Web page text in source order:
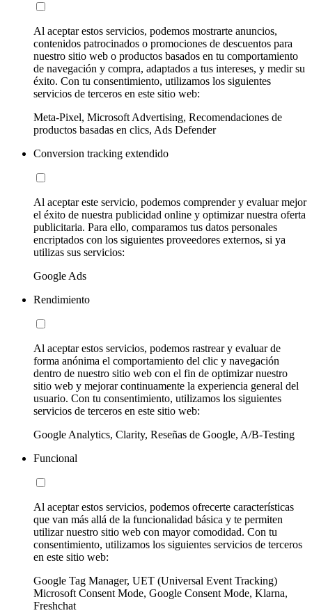
Al aceptar estos servicios, podemos mostrarte anuncios,
contenidos patrocinados o promociones de descuentos para
nuestro sitio web o productos basados en tu comportamiento
de navegación y compra, adaptados a tus intereses, y medir su
éxito. Con tu consentimiento, utilizamos los siguientes
servicios de terceros en este sitio web:
Meta-Pixel, Microsoft Advertising, Recomendaciones de
productos basadas en clics, Ads Defender
Conversion tracking extendido
Al aceptar este servicio, podemos comprender y evaluar mejor
el éxito de nuestra publicidad online y optimizar nuestra oferta
publicitaria. Para ello, comparamos tus datos personales
encriptados con los siguientes proveedores externos, si ya
utilizas sus servicios:
Google Ads
Rendimiento
Al aceptar estos servicios, podemos rastrear y evaluar de
forma anónima el comportamiento del clic y navegación
dentro de nuestro sitio web con el fin de optimizar nuestro
sitio web y mejorar continuamente la experiencia general del
usuario. Con tu consentimiento, utilizamos los siguientes
servicios de terceros en este sitio web:
Google Analytics, Clarity, Reseñas de Google, A/B-Testing
Funcional
Al aceptar estos servicios, podemos ofrecerte características
que van más allá de la funcionalidad básica y te permiten
utilizar nuestro sitio web con mayor comodidad. Con tu
consentimiento, utilizamos los siguientes servicios de terceros
en este sitio web:
Google Tag Manager, UET (Universal Event Tracking)
Microsoft Consent Mode, Google Consent Mode, Klarna,
Freshchat